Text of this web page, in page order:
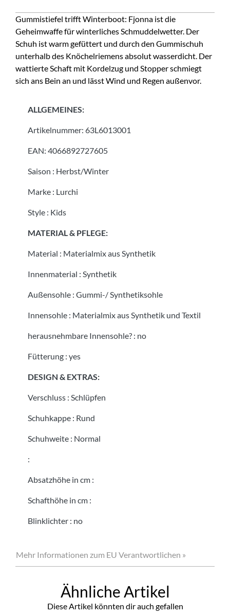
Gummistiefel trifft Winterboot: Fjonna ist die
Geheimwaffe für winterliches Schmuddelwetter. Der
Schuh ist warm gefüttert und durch den Gummischuh
unterhalb des Knöchelriemens absolut wasserdicht. Der
wattierte Schaft mit Kordelzug und Stopper schmiegt
sich ans Bein an und lässt Wind und Regen außenvor.
ALLGEMEINES:
Artikelnummer: 63L6013001
EAN: 4066892727605
Saison : Herbst/Winter
Marke : Lurchi
Style : Kids
MATERIAL & PFLEGE:
Material : Materialmix aus Synthetik
Innenmaterial : Synthetik
Außensohle : Gummi-/ Synthetiksohle
Innensohle : Materialmix aus Synthetik und Textil
herausnehmbare Innensohle? : no
Fütterung : yes
DESIGN & EXTRAS:
Verschluss : Schlüpfen
Schuhkappe : Rund
Schuhweite : Normal
:
Absatzhöhe in cm :
Schafthöhe in cm :
Blinklichter : no
Mehr Informationen zum EU Verantwortlichen »
Ähnliche Artikel
Diese Artikel könnten dir auch gefallen